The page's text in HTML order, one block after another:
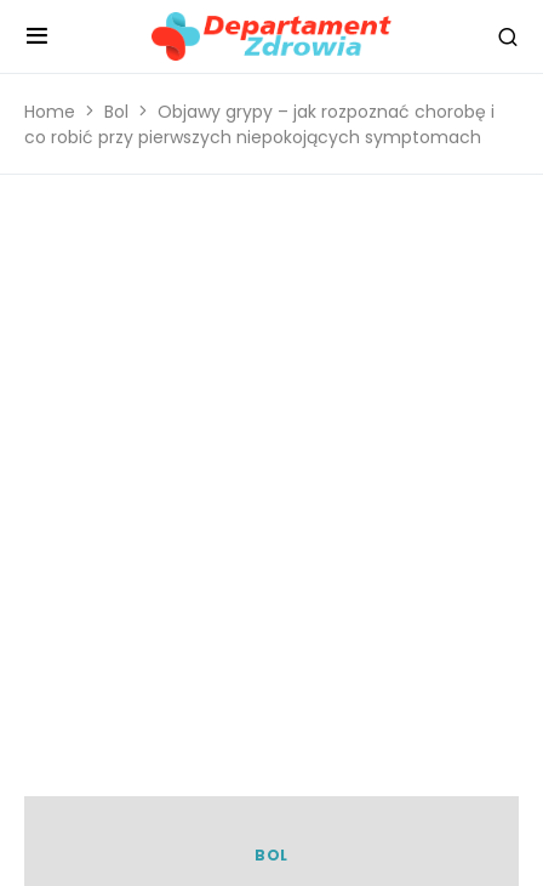
Home Bol
Objawy grypy – jak rozpoznać chorobę i
co robić przy pierwszych niepokojących symptomach
BOL